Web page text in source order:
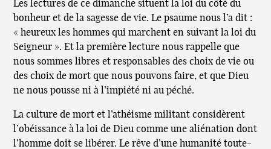
Les lectures de ce dimanche situent la loi du côté du
bonheur et de la sagesse de vie. Le psaume nous l’a dit :
« heureux les hommes qui marchent en suivant la loi du
Seigneur ». Et la première lecture nous rappelle que
nous sommes libres et responsables des choix de vie ou
des choix de mort que nous pouvons faire, et que Dieu
ne nous pousse ni à l’impiété ni au péché.
La culture de mort et l’athéisme militant considèrent
l’obéissance à la loi de Dieu comme une aliénation dont
l’homme doit se libérer. Le rêve d’une humanité toute-